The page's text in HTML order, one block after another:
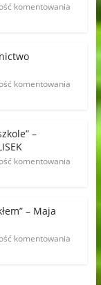
komentowania
komentowania
–
komentowania
– Maja
komentowania